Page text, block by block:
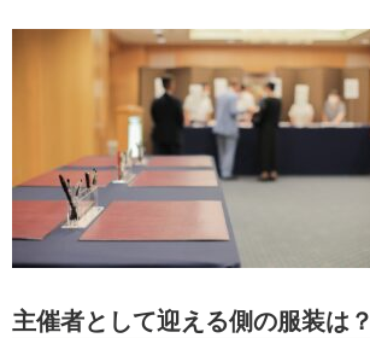
主催者として迎える側の服装は？